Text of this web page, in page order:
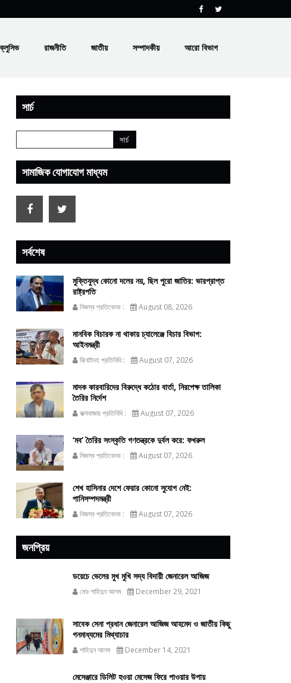
রাজনীতি জাতীয় সম্পাদকীয় আরো বিভাগ
সার্চ
সামাজিক যোগাযোগ মাধ্যম
সর্বশেষ
মুক্তিযুদ্ধ কোনো দলের নয়, ছিল পুরো জাতির: ভারপ্রাপ্ত
রাষ্ট্রপতি
নিজস্ব প্রতিবেদক : August 08, 2026
মানবিক বিচারক না থাকায় চ্যালেঞ্জে বিচার বিভাগ:
আইনমন্ত্রী
ঝিনাইদহ প্রতিনিধি : August 07, 2026
মাদক কারবারিদের বিরুদ্ধে কঠোর বার্তা, নিরপেক্ষ তালিকা
তৈরির নির্দেশ
কক্সবাজার প্রতিনিধি : August 07, 2026
‘মব’ তৈরির সংস্কৃতি গণতন্ত্রকে দুর্বল করে: ফখরুল
নিজস্ব প্রতিবেদক : August 07, 2026
শেখ হাসিনার দেশে ফেরার কোনো সুযোগ নেই:
পানিসম্পদমন্ত্রী
নিজস্ব প্রতিবেদক : August 07, 2026
জনপ্রিয়
ডয়েচে ভেলের মুখ মুখি সদ্য বিদায়ী জেনারেল আজিজ
মোঃ শাহিদুন আলম December 29, 2021
সাবেক সেনা প্রধান জেনারেল আজিজ আহমেদ ও জাতীয় কিছু
গনমাধ্যমের মিথ্যাচার
শাহিদুন আলম December 14, 2021
মেসেঞ্জারে ডিলিট হওয়া মেসেজ ফিরে পাওয়ার উপায়